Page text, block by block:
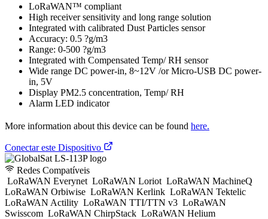
LoRaWAN™ compliant
High receiver sensitivity and long range solution
Integrated with calibrated Dust Particles sensor
Accuracy: 0.5 ?g/m3
Range: 0-500 ?g/m3
Integrated with Compensated Temp/ RH sensor
Wide range DC power-in, 8~12V /or Micro-USB DC power-
in, 5V
Display PM2.5 concentration, Temp/ RH
Alarm LED indicator
More information about this device can be found here.
Conectar este Dispositivo
Redes Compatíveis
LoRaWAN Everynet LoRaWAN Loriot LoRaWAN MachineQ
LoRaWAN Orbiwise LoRaWAN Kerlink LoRaWAN Tektelic
LoRaWAN Actility LoRaWAN TTI/TTN v3 LoRaWAN
Swisscom LoRaWAN ChirpStack LoRaWAN Helium